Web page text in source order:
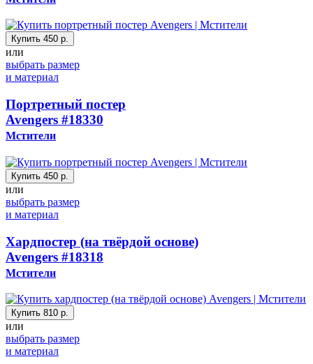
Купить 450 р.
или
выбрать размер
и материал
Портретный постер
Avengers #18330
Мстители
Купить 450 р.
или
выбрать размер
и материал
Хардпостер (на твёрдой основе)
Avengers #18318
Мстители
Купить 810 р.
или
выбрать размер
и материал